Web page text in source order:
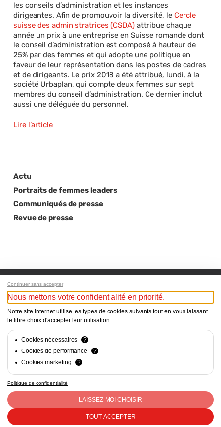
les conseils d’administration et les instances
dirigeantes. Afin de promouvoir la diversité, le Cercle
suisse des administratrices (CSDA)attribue chaque
année un prix à une entreprise en Suisse romande dont
le conseil d’administration est composé à hauteur de
25% par des femmes et qui adopte une politique en
faveur de leur représentation dans les postes de cadres
et de dirigeants. Le prix 2018 a été attribué, lundi, à la
société Urbaplan, qui compte deux femmes sur sept
membres du conseil d’administration. Ce dernier inclut
aussi une déléguée du personnel.
Lire l’article
Actu
Portraits de femmes leaders
Communiqués de presse
Revue de presse
Next Post
Caroline Kuyper: “L’impact des femmes sur la
profitabilité des entreprises n’est pas encore
reconnu”
Mentions Légales - Responsable du site web : Cercle Suisse
des Administratrices c/o CVCI, Avenue d’Ouchy 47, Lausanne
- CHE-290.363.452 - contact@csda.ch
Continuer sans accepter
Nous mettons votre confidentialité en priorité.
Notre site Internet utilise les types de cookies suivants tout en vous laissant
le libre choix d'accepter leur utilisation:
Cookies nécessaires
?
Cookies de performance
?
Cookies marketing
?
Politique de confidentialité
LAISSEZ-MOI CHOISIR
TOUT ACCEPTER